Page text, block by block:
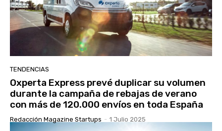
TENDENCIAS
Oxperta Express prevé duplicar su volumen
durante la campaña de rebajas de verano
con más de 120.000 envíos en toda España
Redacción Magazine Startups - 1 Julio 2025